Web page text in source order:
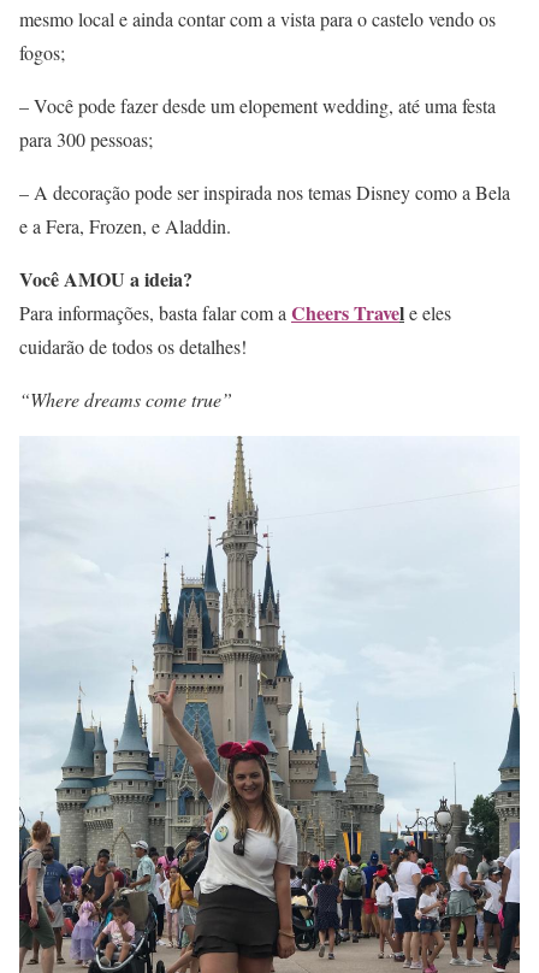
mesmo local e ainda contar com a vista para o castelo vendo os
fogos;
– Você pode fazer desde um elopement wedding, até uma festa
para 300 pessoas;
– A decoração pode ser inspirada nos temas Disney como a Bela
e a Fera, Frozen, e Aladdin.
Você AMOU a ideia?
Para informações, basta falar com aCheers Travele eles
cuidarão de todos os detalhes!
“Where dreams come true”